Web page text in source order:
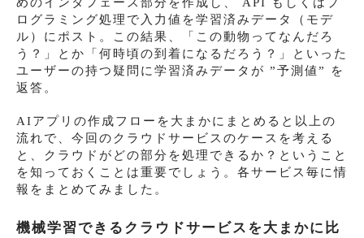
ログラミング処理で入力値を学習済みデータ（モデ
ル）にポスト。この結果、「この動物ってなんだろ
う？」とか「何時頃の到着になるだろう？」といった
ユーザーの持つ疑問に学習済みデータが ”予測値” を
返答。
AIアプリの作成フローを大まかにまとめると以上の
流れで、今回のクラウドサービスのケースを考える
と、クラウドがどの部分を処理できるか？ということ
を知っておくことは重要でしょう。各サービス毎に情
報をまとめてみました。
機械学習できるクラウドサービスを大まかに比